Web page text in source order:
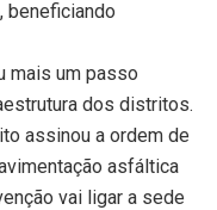
beneficiando
mais um passo
dos distritos.
assinou a ordem de
asfáltica
vai ligar a sede